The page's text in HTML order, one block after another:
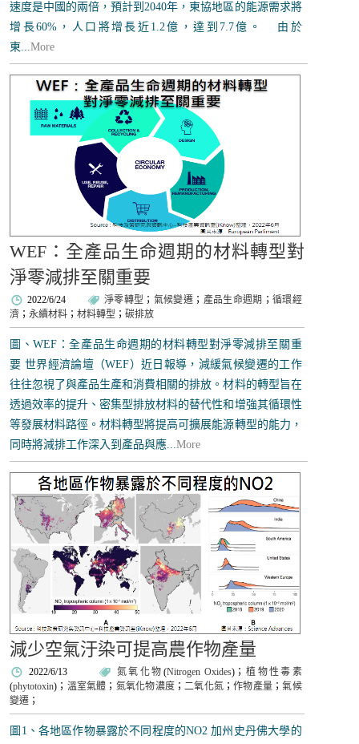
速度是中國的兩倍，預計到2040年，東協地區的能源需求將
增長60%，人口將增長近1.2億，達到7.7億。 由於
東...More
WEF：全產品生命週期的材料轉型對
淨零減排至關重要
2022/6/24 淨零轉型 ； 氣候變遷 ； 產品生命週期 ； 循環經
濟 ；永續材料 ；材料轉型 ；碳排放
圖、WEF：全產品生命週期的材料轉型對淨零減排至關重
要 世界經濟論壇（WEF）近日報導，減緩氣候變遷的工作
往往忽視了與產品生產和消費相關的排放。材料的轉型旨在
透過效率的提升、密集型排放材料的替代性和增強其循環性
等發展材料路徑。材料轉型將提高可擴展能源轉型的能力，
同時將減排工作深入到產品與應...More
減少空氣汙染可提高農作物產量
2022/6/13 氮氧化物 (Nitrogen Oxides)； 植物性毒素
(phytotoxin)； 溫室氣體 ； 氮氧化物濃度； 二氧化氮 ；作物產量 ；氣候
變遷 ；
圖1、各地區作物暴露於不同程度的NO2 加州史丹佛大學的